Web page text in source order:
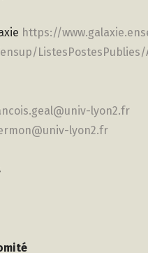
https://
ListesPostesPublies/
lyon2.fr
lyon2.fr